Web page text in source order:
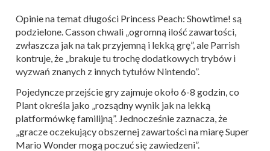
Opinie na temat długości Princess Peach: Showtime! są
podzielone. Casson chwali „ogromną ilość zawartości,
zwłaszcza jak na tak przyjemną i lekką grę”, ale Parrish
kontruje, że „brakuje tu trochę dodatkowych trybów i
wyzwań znanych z innych tytułów Nintendo”.
Pojedyncze przejście gry zajmuje około 6-8 godzin, co
Plant określa jako „rozsądny wynik jak na lekką
platformówkę familijną”. Jednocześnie zaznacza, że
„gracze oczekujący obszernej zawartości na miarę Super
Mario Wonder mogą poczuć się zawiedzeni”.